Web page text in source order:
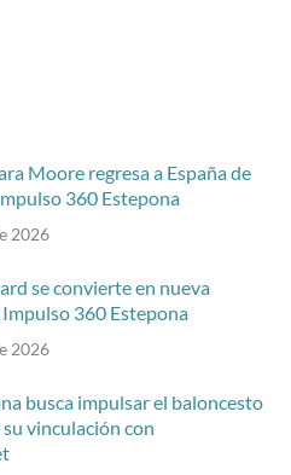
Moore regresa a España de
360 Estepona
2026
se convierte en nueva
360 Estepona
2026
busca impulsar el baloncesto
vinculación con